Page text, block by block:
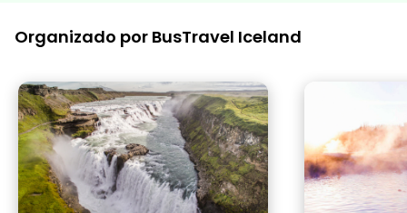
Organizado por BusTravel Iceland